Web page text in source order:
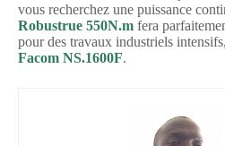
vous recherchez une puissance
Robustrue 550N.m fera
pour des travaux industriels
Facom NS.1600F.